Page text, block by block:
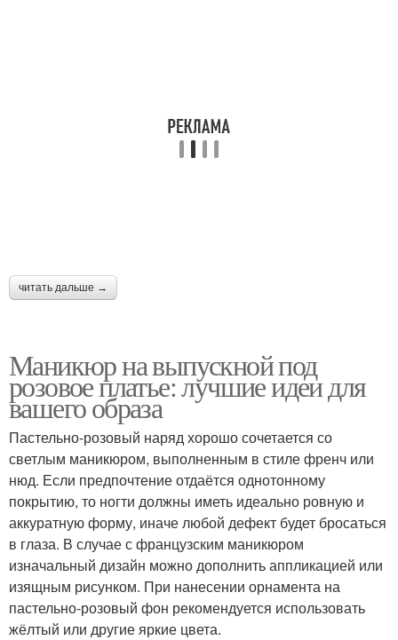
читать дальше →
Маникюр на выпускной под
розовое платье: лучшие идеи для
вашего образа
Пастельно-розовый наряд хорошо сочетается со
светлым маникюром, выполненным в стиле френч или
нюд. Если предпочтение отдаётся однотонному
покрытию, то ногти должны иметь идеально ровную и
аккуратную форму, иначе любой дефект будет бросаться
в глаза. В случае с французским маникюром
изначальный дизайн можно дополнить аппликацией или
изящным рисунком. При нанесении орнамента на
пастельно-розовый фон рекомендуется использовать
жёлтый или другие яркие цвета.